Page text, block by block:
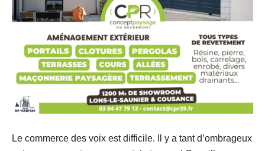
Le commerce des voix est difficile. Il y a tant d’ombrageux